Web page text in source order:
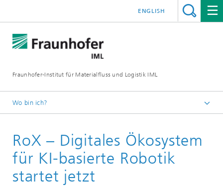
Fraunhofer-Institut für Materialfluss und Logistik IML
ENGLISH
Wo bin ich?
Presse / Medien
RoX – Digitales Ökosystem
für KI-basierte Robotik
startet jetzt